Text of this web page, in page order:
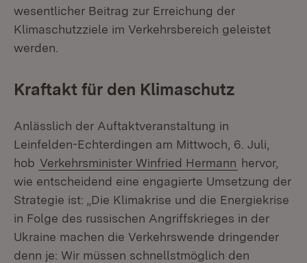
wesentlicher Beitrag zur Erreichung der
Klimaschutzziele im Verkehrsbereich geleistet
werden.
Kraftakt für den Klimaschutz
Anlässlich der Auftaktveranstaltung in
Leinfelden-Echterdingen am Mittwoch, 6. Juli,
hob Verkehrsminister Winfried Hermann hervor,
wie entscheidend eine engagierte Umsetzung der
Strategie ist: „Die Klimakrise und die Energiekrise
in Folge des russischen Angriffskrieges in der
Ukraine machen die Verkehrswende dringender
denn je: Wir müssen schnellstmöglich den